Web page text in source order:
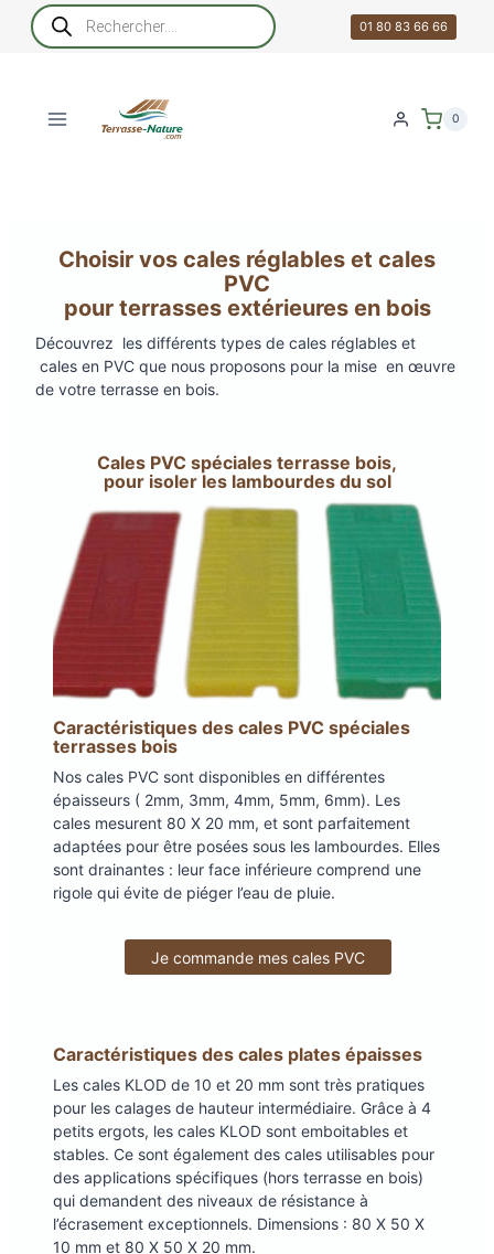
Recherche
de
produits
01 80 83 66 66
0
Choisir vos cales réglables et cales
PVC
pour terrasses extérieures en bois
Découvrez les différents types de cales réglables et
cales en PVC que nous proposons pour la mise en œuvre
de votre terrasse en bois.
Cales PVC spéciales terrasse bois,
pour isoler les lambourdes du sol
Caractéristiques des cales PVC spéciales
terrasses bois
Nos cales PVC sont disponibles en différentes
épaisseurs ( 2mm, 3mm, 4mm, 5mm, 6mm). Les
cales mesurent 80 X 20 mm, et sont parfaitement
adaptées pour être posées sous les lambourdes. Elles
sont drainantes : leur face inférieure comprend une
rigole qui évite de piéger l’eau de pluie.
Je commande mes cales PVC
Caractéristiques des cales plates épaisses
Les cales KLOD de 10 et 20 mm sont très pratiques
pour les calages de hauteur intermédiaire. Grâce à 4
petits ergots, les cales KLOD sont emboitables et
stables. Ce sont également des cales utilisables pour
des applications spécifiques (hors terrasse en bois)
qui demandent des niveaux de résistance à
l’écrasement exceptionnels. Dimensions : 80 X 50 X
10 mm et 80 X 50 X 20 mm.